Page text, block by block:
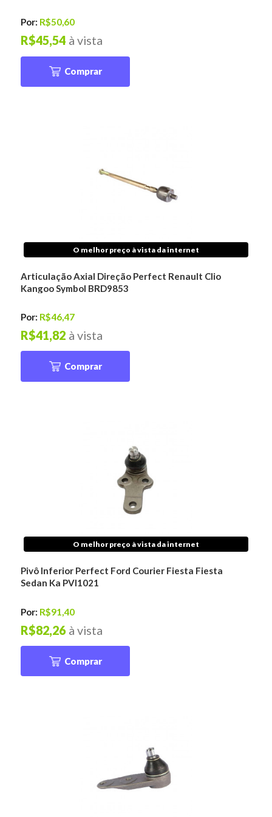
Por: R$50,60
à vista
R$45,54
Comprar
O melhor preço à vista da internet
Articulação Axial Direção Perfect Renault Clio
Kangoo Symbol BRD9853
Por: R$46,47
à vista
R$41,82
Comprar
O melhor preço à vista da internet
Pivô Inferior Perfect Ford Courier Fiesta Fiesta
Sedan Ka PVI1021
Por: R$91,40
à vista
R$82,26
Comprar